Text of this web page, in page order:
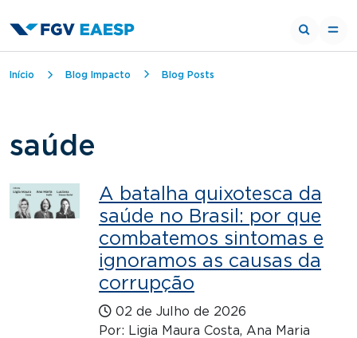
Trilha de navegação
Início Blog Impacto Blog Posts
saúde
A batalha quixotesca da
saúde no Brasil: por que
combatemos sintomas e
ignoramos as causas da
corrupção
02 de Julho de 2026
Por: Ligia Maura Costa, Ana Maria